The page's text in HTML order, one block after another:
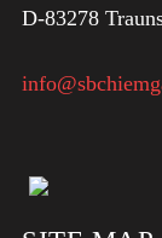
D-83278